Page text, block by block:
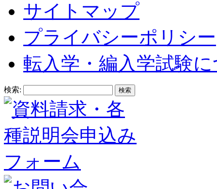
サイトマップ
プライバシーポリシー
転入学・編入学試験
検索: